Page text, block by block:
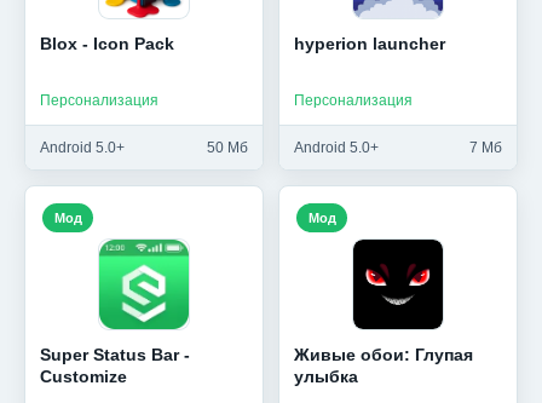
Blox - Icon Pack
Персонализация
Android 5.0+ 50 Мб
hyperion launcher
Персонализация
Android 5.0+ 7 Мб
Super Status Bar -
Customize
Мод
Живые обои: Глупая
улыбка
Мод